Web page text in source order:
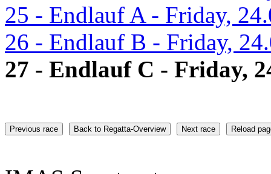
18 - Zwischenlauf 2 -
25 - Endlauf A - Friday,
26 - Endlauf B - Friday,